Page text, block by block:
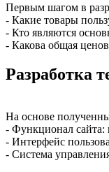
Первым шагом в
- Какие товары
- Кто являются
- Какова общая
Разработка
На основе
- Функционал сайта:
- Интерфейс
- Система